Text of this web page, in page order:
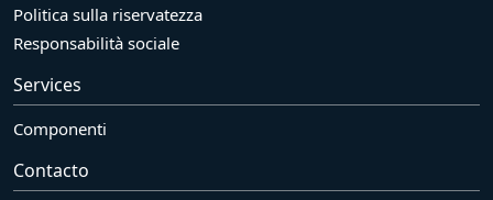
Politica sulla riservatezza
Responsabilità sociale
Services
Componenti
Contacto